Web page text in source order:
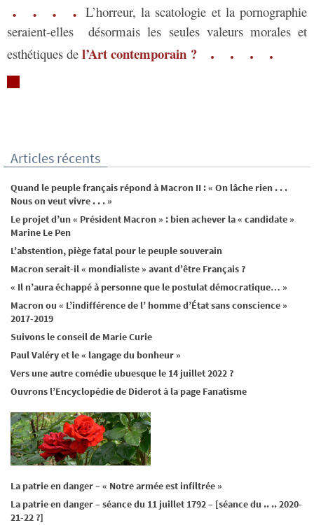
. . . . L’horreur, la scatologie et la pornographie
seraient-elles désormais les seules valeurs morales et
esthétiques de l’Art contemporain ? . . . .
Articles récents
Quand le peuple français répond à Macron II : « On lâche rien . . .
Nous on veut vivre . . . »
Le projet d’un « Président Macron » : bien achever la « candidate »
Marine Le Pen
L’abstention, piège fatal pour le peuple souverain
Macron serait-il « mondialiste » avant d’être Français ?
« Il n’aura échappé à personne que le postulat démocratique… »
Macron ou « L’indifférence de l’ homme d’État sans conscience »
2017-2019
Suivons le conseil de Marie Curie
Paul Valéry et le « langage du bonheur »
Vers une autre comédie ubuesque le 14 juillet 2022 ?
Ouvrons l’Encyclopédie de Diderot à la page Fanatisme
La patrie en danger – « Notre armée est infiltrée »
La patrie en danger – séance du 11 juillet 1792 – [séance du .. .. 2020-
21-22 ?]